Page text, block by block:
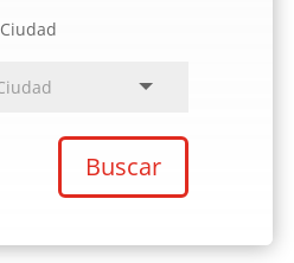
Ciudad
Buscar